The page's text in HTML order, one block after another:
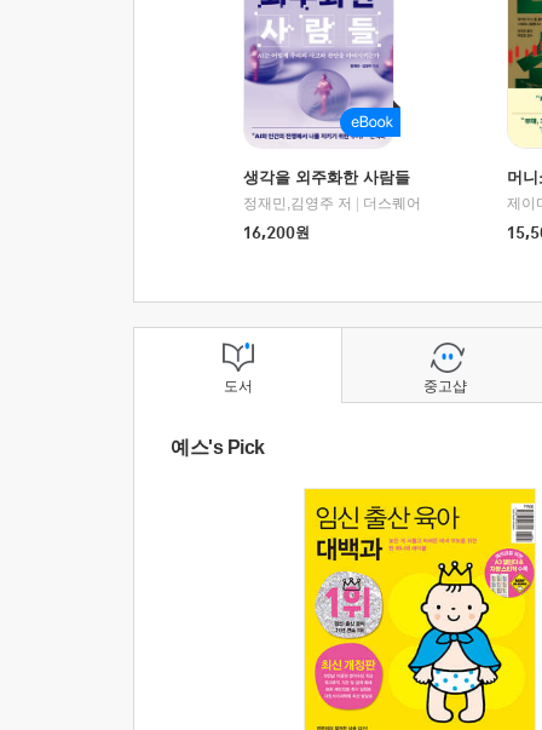
생각을 외주화한 사람들
정재민,김영주 저
더스퀘어
16,200원
머
도서
예스's Pick
중고샵